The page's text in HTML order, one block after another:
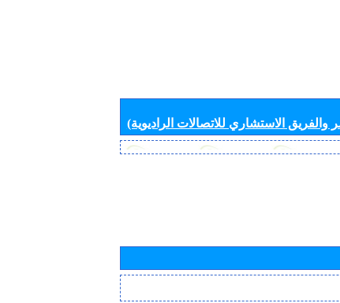
والفريق الاستشاري للاتصالات الراديوية)